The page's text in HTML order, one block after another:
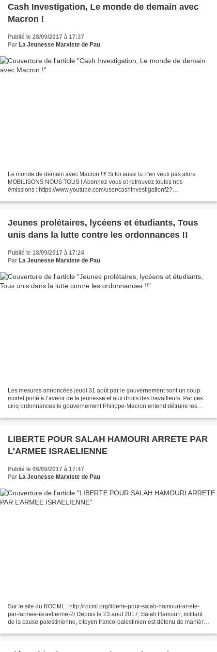
Cash Investigation, Le monde de demain avec
Macron !
Publié le 28/09/2017 à 17:37
Par La Jeunesse Marxiste de Pau
Le monde de demain avec Macron !!!! Si toi aussi tu n'en veux pas alors
MOBILISONS NOUS TOUS ! Abonnez-vous et retrouvez toutes nos
émissions : https://www.youtube.com/user/cashinvestigationf2?
Jeunes prolétaires, lycéens et étudiants, Tous
unis dans la lutte contre les ordonnances !!
Publié le 18/09/2017 à 17:24
Par La Jeunesse Marxiste de Pau
Les mesures annoncées jeudi 31 août par le gouvernement sont un coup
mortel porté à l’avenir de la jeunesse et aux droits des travailleurs. Par ces
cinq ordonnances le gouvernement Philippe-Macron entend détruire les
LIBERTE POUR SALAH HAMOURI ARRETE PAR
L’ARMEE ISRAELIENNE
Publié le 06/09/2017 à 17:47
Par La Jeunesse Marxiste de Pau
Sur le site du ROCML : http://rocml.org/liberte-pour-salah-hamouri-arrete-
par-larmee-israelienne-2/ Depuis le 23 aout 2017, Salah Hamouri, militant
de la cause palestinienne, citoyen franco-palestinien est détenu de manière